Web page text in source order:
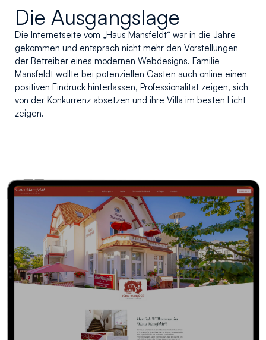
Die Ausgangslage
Die Internetseite vom „Haus Mansfeldt“ war in die Jahre
gekommen und entsprach nicht mehr den Vorstellungen
der Betreiber eines modernen Webdesigns. Familie
Mansfeldt wollte bei potenziellen Gästen auch online einen
positiven Eindruck hinterlassen, Professionalität zeigen, sich
von der Konkurrenz absetzen und ihre Villa im besten Licht
zeigen.